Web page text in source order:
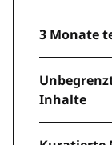
3 Monate
Inhalte